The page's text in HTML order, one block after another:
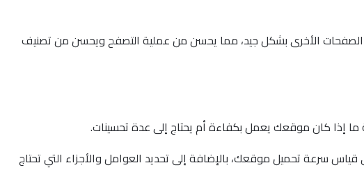
الصفحات الأخرى بشكل جيد، مما يحسن من عملية التصفح ويحسن من تصنيف
ما إذا كان موقعك يعمل بكفاءة أم يحتاج إلى عدة تحسينات.
سرعة تحميل موقعك، بالإضافة إلى تحديد العوامل والأجزاء التي تحتاج